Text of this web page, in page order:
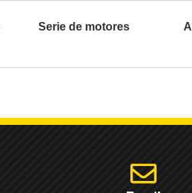
Serie de motores